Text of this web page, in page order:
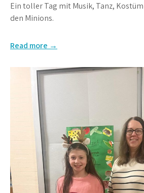
Ein toller Tag mit Musik, Tanz,
den Minions.
Read more →